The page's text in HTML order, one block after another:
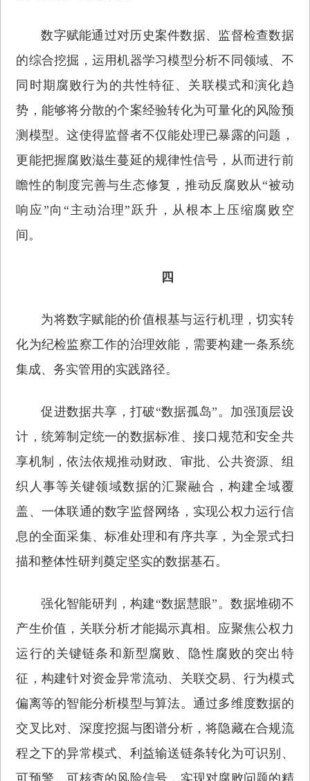
数字赋能通过对历史案件数据、监督检查数据
的综合挖掘，运用机器学习模型分析不同领域、不
同时期腐败行为的共性特征、关联模式和演化趋
势，能够将分散的个案经验转化为可量化的风险预
测模型。这使得监督者不仅能处理已暴露的问题，
更能把握腐败滋生蔓延的规律性信号，从而进行前
瞻性的制度完善与生态修复，推动反腐败从“被动
响应”向“主动治理”跃升，从根本上压缩腐败空
间。
四
为将数字赋能的价值根基与运行机理，切实转
化为纪检监察工作的治理效能，需要构建一条系统
集成、务实管用的实践路径。
促进数据共享，打破“数据孤岛”。加强顶层设
计，统筹制定统一的数据标准、接口规范和安全共
享机制，依法依规推动财政、审批、公共资源、组
织人事等关键领域数据的汇聚融合，构建全域覆
盖、一体联通的数字监督网络，实现公权力运行信
息的全面采集、标准处理和有序共享，为全景式扫
描和整体性研判奠定坚实的数据基石。
强化智能研判，构建“数据慧眼”。数据堆砌不
产生价值，关联分析才能揭示真相。应聚焦公权力
运行的关键链条和新型腐败、隐性腐败的突出特
征，构建针对资金异常流动、关联交易、行为模式
偏离等的智能分析模型与算法。通过多维度数据的
交叉比对、深度挖掘与图谱分析，将隐藏在合规流
程之下的异常模式、利益输送链条转化为可识别、
可预警、可核查的风险信号，实现对腐败问题的精